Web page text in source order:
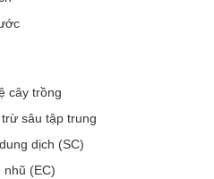
cây trồng
sâu tập trung
dịch (SC)
nhũ (EC)